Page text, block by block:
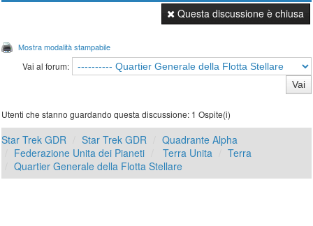
Questa discussione è chiusa
Mostra modalità stampabile
Vai al forum:
Utenti che stanno guardando questa discussione: 1 Ospite(i)
Star Trek GDR Star Trek GDR
Quadrante Alpha
Federazione Unita dei Pianeti
Terra Unita
Terra
Quartier Generale della Flotta Stellare